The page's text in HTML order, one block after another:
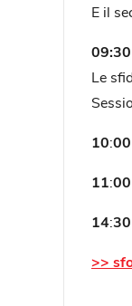
E il
Le
10:
11:
14:
>>